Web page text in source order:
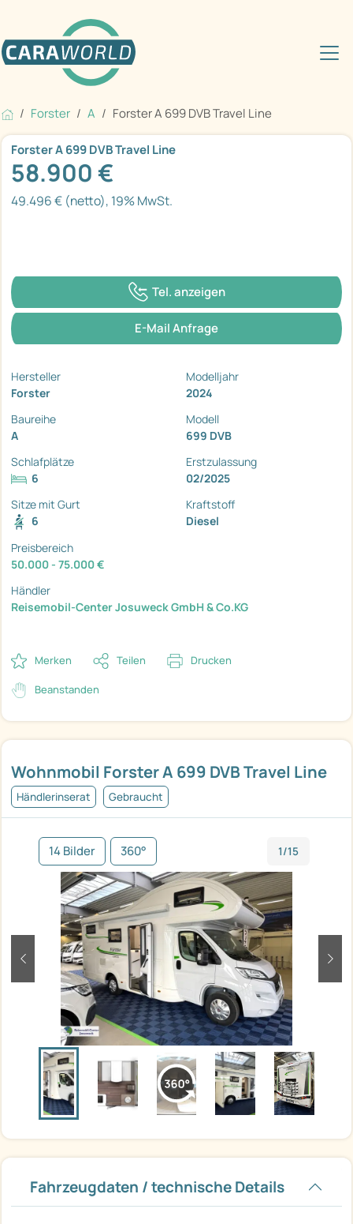
Forster A Forster A 699 DVB Travel Line
Wohnmobil Forster A 699 DVB Travel Line
Händlerinserat Gebraucht
14 Bilder 360° 1/15
zurück
Fahrzeugdaten / technische Details
Forster A 699 DVB Travel Line
58.900 €
49.496 € (netto), 19% MwSt.
Tel. anzeigen
E-Mail Anfrage
Hersteller
Forster
Modelljahr
2024
Baureihe
A
Modell
699 DVB
Schlafplätze
6
Erstzulassung
02/2025
Sitze mit Gurt
6
Kraftstoff
Diesel
Preisbereich
50.000 - 75.000 €
Händler
Reisemobil-Center Josuweck GmbH & Co.KG
Merken Teilen Drucken
Beanstanden